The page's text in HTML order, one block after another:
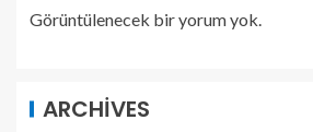
Görüntülenecek bir yorum yok.
ARCHIVES